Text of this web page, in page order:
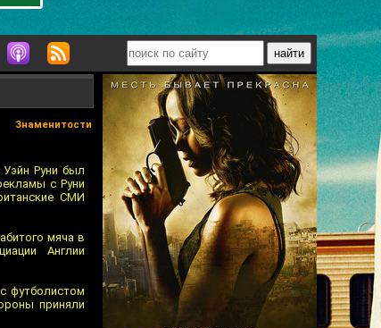
Знаменитости
Руни был
с Руни
СМИ
мяча в
Англии
футболистом
приняли